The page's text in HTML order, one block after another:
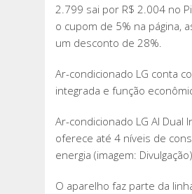
2.799 sai por R$ 2.004 no
o cupom de 5% na página,
um desconto de 28%.
Ar-condicionado LG conta
integrada e função
Ar-condicionado LG AI Dual
oferece até 4 níveis de
energia (imagem: Divulgação)
O aparelho faz parte da